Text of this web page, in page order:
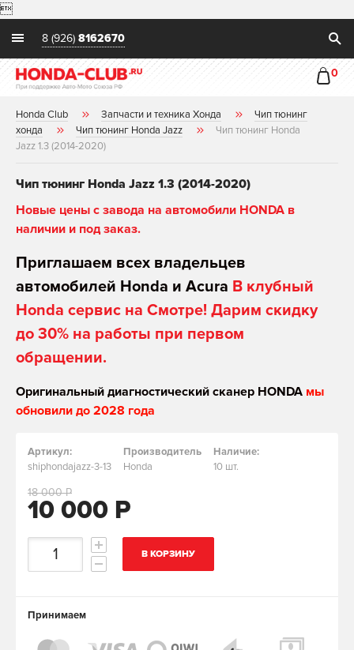

8 (926) 8162670
0
Honda Club Запчасти и техника Хонда
Чип тюнинг
хонда
Чип тюнинг Honda Jazz
Чип тюнинг Honda
Jazz 1.3 (2014-2020)
Чип тюнинг Honda Jazz 1.3 (2014-2020)
Новые цены с завода на автомобили HONDA в
наличии и под заказ.
Приглашаем всех владельцев
автомобилей Honda и Acura В клубный
Honda сервис на Смотре! Дарим скидку
до 30% на работы при первом
обращении.
Оригинальный диагностический сканер HONDA мы
обновили до 2028 года
Артикул:
shiphondajazz-3-13
Производитель
Honda
Наличие:
10 шт.
10 000 Р
18 000 Р
В КОРЗИНУ
Принимаем